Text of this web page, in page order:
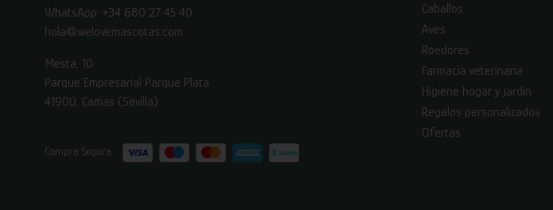
WhatsApp: +34 680 27 45 40
hola@welovemascotas.com
Mesta, 10
Parque Empresarial Parque Plata
41900, Camas (Sevilla)
Compra Segura:
Caballos
Aves
Roedores
Farmacia veterinaria
Higiene hogar y jardín
Regalos personalizados
Ofertas